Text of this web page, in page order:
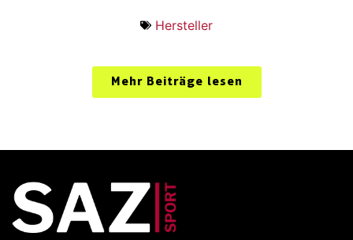
Hersteller
Mehr Beiträge lesen